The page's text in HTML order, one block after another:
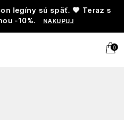
legíny sú späť. 🧡 Teraz s
-10%.
NAKUPUJ
0